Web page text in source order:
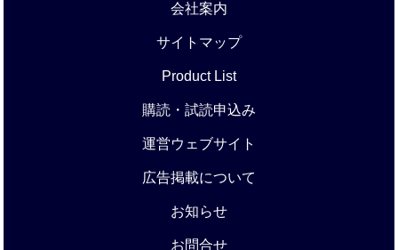
会社案内
サイトマップ
Product List
購読・試読申込み
運営ウェブサイト
広告掲載について
お知らせ
お問合せ